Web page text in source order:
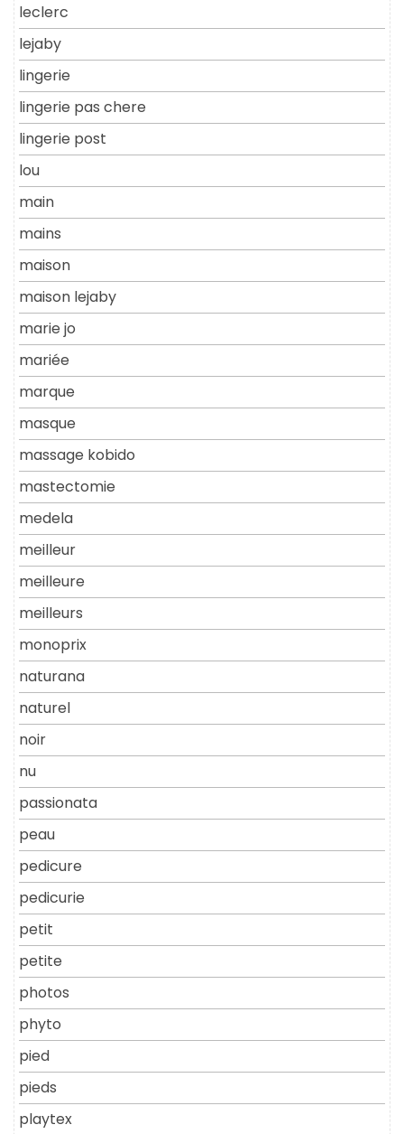
leclerc
lejaby
lingerie
lingerie pas chere
lingerie post
lou
main
mains
maison
maison lejaby
marie jo
mariée
marque
masque
massage kobido
mastectomie
medela
meilleur
meilleure
meilleurs
monoprix
naturana
naturel
noir
nu
passionata
peau
pedicure
pedicurie
petit
petite
photos
phyto
pied
pieds
playtex